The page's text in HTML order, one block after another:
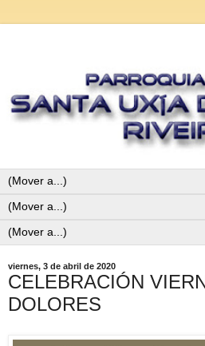
viernes, 3 de abril de 2020
CELEBRACIÓN
DOLORES